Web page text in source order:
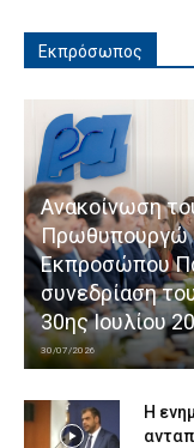
Εκπρόσωπος
Ανακοίνωση
Πρωθυπουργώ
Εκπροσώπου
συνεδρίαση
30ης Ιουλίου
30/07/2026
Η